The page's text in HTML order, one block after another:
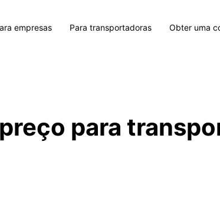
empresas Para transportadoras Obter uma
para